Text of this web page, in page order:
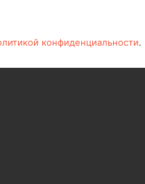
конфиденциальности.